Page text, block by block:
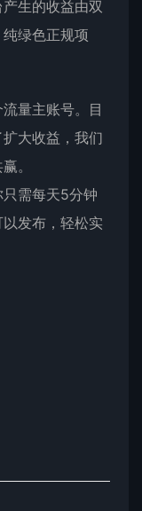
生的收益由双
绿色正规项
量主账号。目
大收益，我们
。
需每天5分钟
发布，轻松实